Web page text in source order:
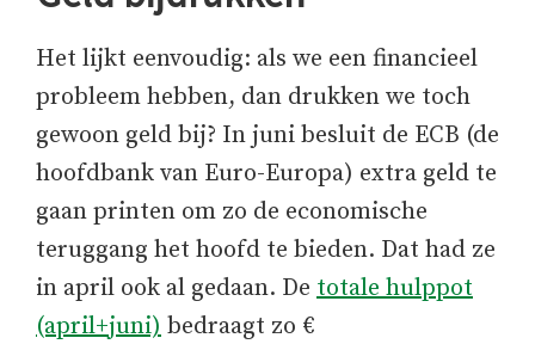
Het lijkt eenvoudig: als we een financieel
probleem hebben, dan drukken we toch
gewoon geld bij? In juni besluit de ECB (de
hoofdbank van Euro-Europa) extra geld te
gaan printen om zo de economische
teruggang het hoofd te bieden. Dat had ze
in april ook al gedaan. De totale hulppot
(april+juni) bedraagt zo €